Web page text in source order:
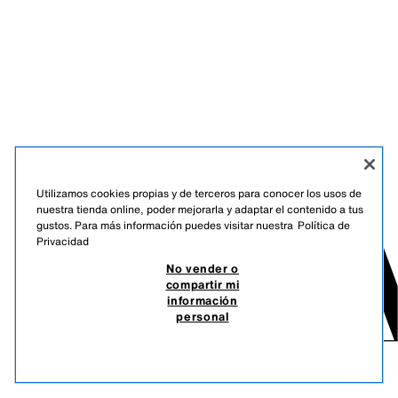
Utilizamos cookies propias y de terceros para conocer los usos de
nuestra tienda online, poder mejorarla y adaptar el contenido a tus
gustos. Para más información puedes visitar nuestra Política de
Privacidad
No vender o
compartir mi
información
personal